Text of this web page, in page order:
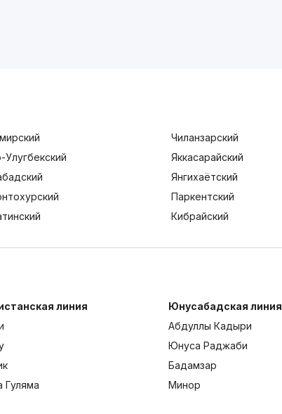
Чиланзарский
Яккасарайский
Янгихаётский
Паркентский
Кибрайский
линия
Гуляма
Юнусабадская линия
Абдуллы Кадыри
Юнуса Раджаби
Бадамзар
Минор